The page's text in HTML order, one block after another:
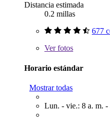
Distancia estimada
0.2 millas
677
Verfotos
Horario estándar
Mostrar todas
Lun. - vie.: 8 a. m. -